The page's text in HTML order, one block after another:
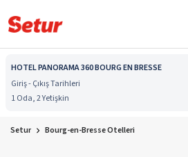
HOTEL PANORAMA 360 BOURG EN BRESSE
Giriş - Çıkış Tarihleri
1 Oda, 2 Yetişkin
Setur Bourg-en-Bresse Otelleri